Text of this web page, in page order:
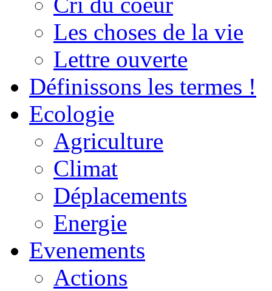
Les choses de la vie
Lettre ouverte
Définissons les termes !
Ecologie
Agriculture
Climat
Déplacements
Energie
Evenements
Actions